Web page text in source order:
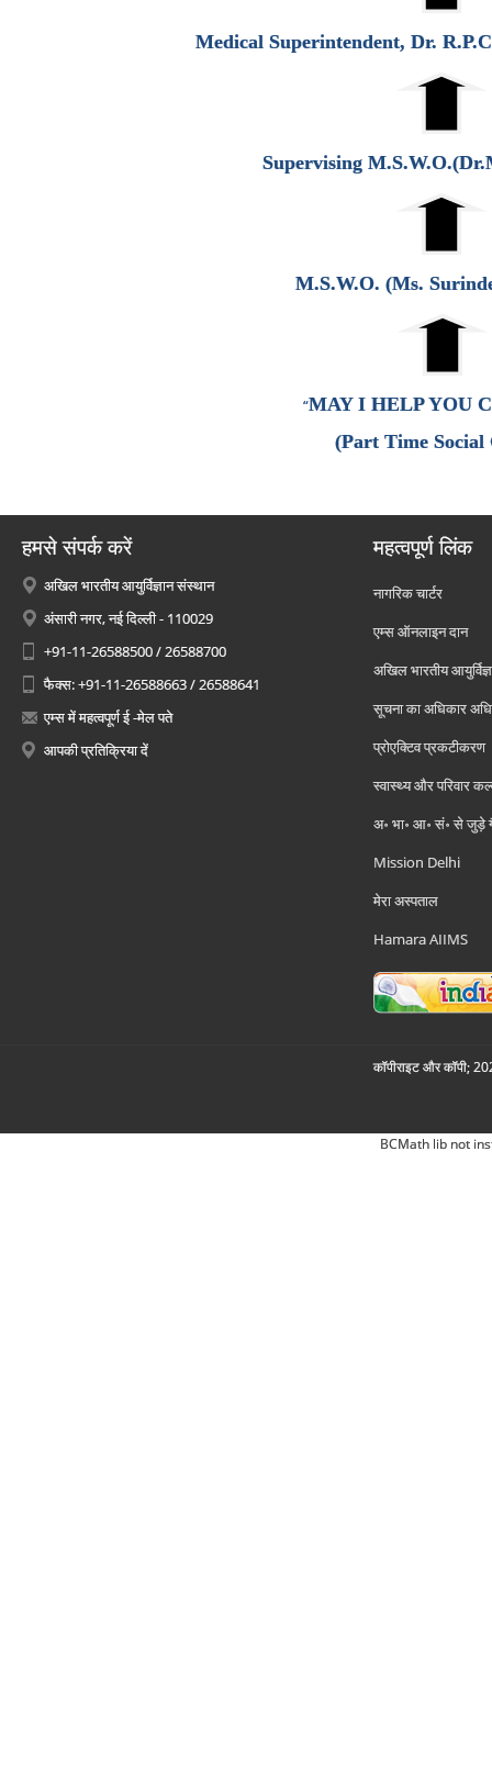
Medical Superintendent, Dr.
Supervising
M.S.W.O. (Ms.
“MAY I HELP YOU
(Part Time Social
हमसे संपर्क करें
अखिल भारतीय आयुर्विज्ञान संस्थान
अंसारी नगर, नई दिल्ली - 110029
+91-11-26588500 / 26588700
फैक्स: +91-11-26588663 / 26588641
एम्स में महत्वपूर्ण ई -मेल पते
आपकी प्रतिक्रिया दें
महत्वपूर्ण लिंक
नागरिक चार्टर
एम्स ऑनलाइन दान
अखिल भारतीय
सूचना का अधिकार
प्रोएक्टिव प्रकटीकरण
स्वास्थ्य और परिवार
अ॰ भा॰ आ॰ सं॰ से जुड़े
Mission Delhi
मेरा अस्पताल
Hamara AIIMS
कॉपीराइट और कॉपी;
BCMath lib not